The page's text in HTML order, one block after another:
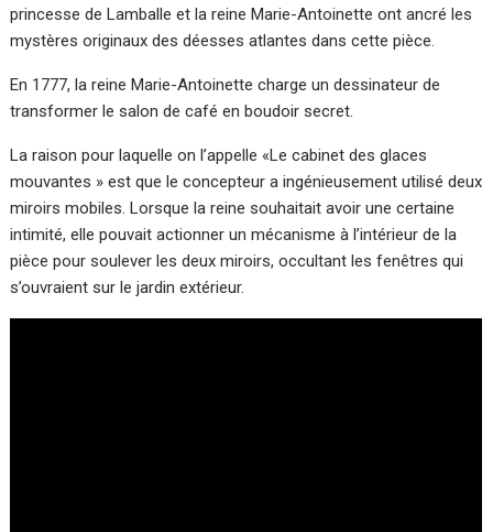
princesse de Lamballe et la reine Marie-Antoinette ont ancré les
mystères originaux des déesses atlantes dans cette pièce.
En 1777, la reine Marie-Antoinette charge un dessinateur de
transformer le salon de café en boudoir secret.
La raison pour laquelle on l’appelle «Le cabinet des glaces
mouvantes » est que le concepteur a ingénieusement utilisé deux
miroirs mobiles. Lorsque la reine souhaitait avoir une certaine
intimité, elle pouvait actionner un mécanisme à l’intérieur de la
pièce pour soulever les deux miroirs, occultant les fenêtres qui
s’ouvraient sur le jardin extérieur.